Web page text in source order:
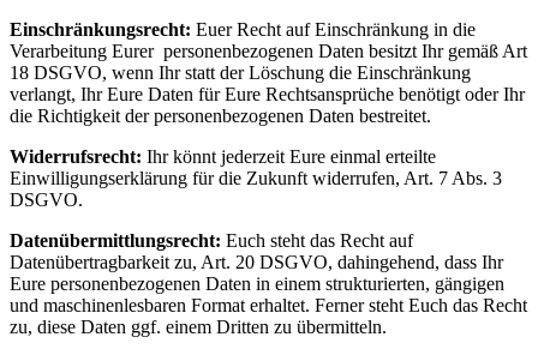
Einschränkungsrecht: Euer Recht auf Einschränkung in die
Verarbeitung Eurer personenbezogenen Daten besitzt Ihr gemäß Art
18 DSGVO, wenn Ihr statt der Löschung die Einschränkung
verlangt, Ihr Eure Daten für Eure Rechtsansprüche benötigt oder Ihr
die Richtigkeit der personenbezogenen Daten bestreitet.
Widerrufsrecht: Ihr könnt jederzeit Eure einmal erteilte
Einwilligungserklärung für die Zukunft widerrufen, Art. 7 Abs. 3
DSGVO.
Datenübermittlungsrecht: Euch steht das Recht auf
Datenübertragbarkeit zu, Art. 20 DSGVO, dahingehend, dass Ihr
Eure personenbezogenen Daten in einem strukturierten, gängigen
und maschinenlesbaren Format erhaltet. Ferner steht Euch das Recht
zu, diese Daten ggf. einem Dritten zu übermitteln.